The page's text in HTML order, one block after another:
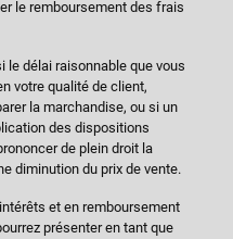
le remboursement des frais
le délai raisonnable que vous
votre qualité de client,
la marchandise, ou si un
des dispositions
de plein droit la
diminution du prix de vente.
et en remboursement
présenter en tant que